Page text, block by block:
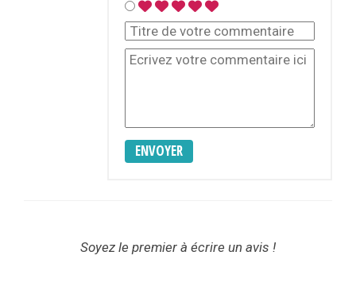
ENVOYER
Soyez le premier à écrire un avis !